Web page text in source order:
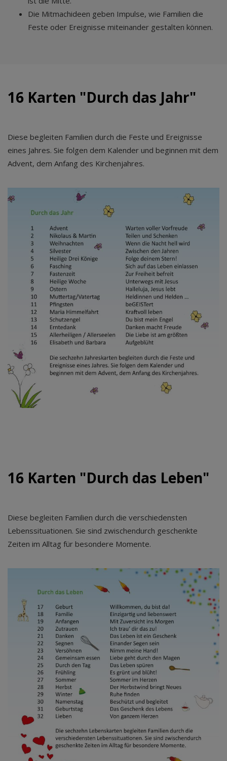
Die Mitmachideen geben Impulse, wie Familien die
Feste oder Ereignisse miteinander gestalten können.
16 Karten "Durch das Jahr"
Diese begleiten Familien durch die Feste und Ereignisse
eines Jahres. Sie folgen dem Kalender und beginnen mit dem
Advent, dem Anfang des Kirchenjahres.
16 Karten "Durch das Leben"
Diese begleiten Familien durch die verschiedensten
Lebenssituationen. Sie sind zwischendurch geschenkte
Zeiten im Alltag für besondere Momente.